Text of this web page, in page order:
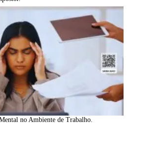
no Ambiente de Trabalho.